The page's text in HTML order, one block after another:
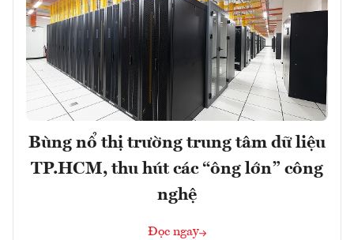
Bùng nổ thị trường trung tâm dữ liệu
TP.HCM, thu hút các “ông lớn” công
nghệ
Đọc ngay